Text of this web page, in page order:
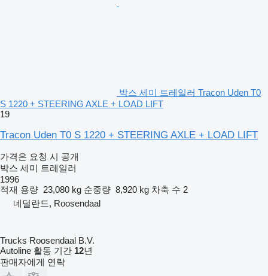
박스 세미 트레일러 Tracon Uden T0
S 1220 + STEERING AXLE + LOAD LIFT
19
Tracon Uden T0 S 1220 + STEERING AXLE + LOAD LIFT
가격은 요청 시 공개
박스 세미 트레일러
1996
적재 용량 23,080 kg 순중량 8,920 kg 차축 수 2
네덜란드, Roosendaal
Trucks Roosendaal B.V.
Autoline 활동 기간 12년
판매자에게 연락